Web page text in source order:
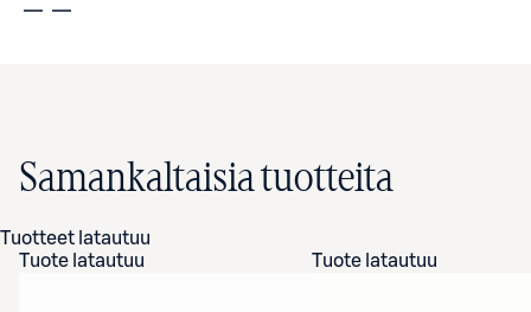
Samankaltaisia tuotteita
Tuotteet latautuu
Tuote latautuu
Tuote latautuu